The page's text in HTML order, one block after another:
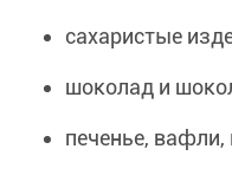
сахаристые
шоколад и
печенье,